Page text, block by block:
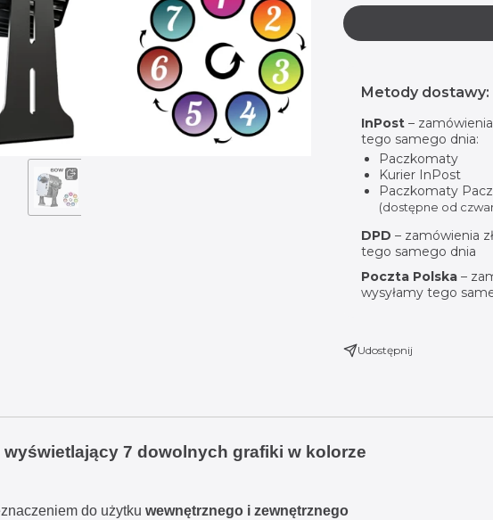
Metody dostawy:
InPost –
tego samego dnia:
Paczkomaty
Kurier InPost
Paczkomaty
(dostępne od
DPD – zamówienia
tego samego dnia
Poczta Polska –
wysyłamy tego
Udostępnij
wyświetlający 7 dowolnych grafiki w kolorze
do użytku wewnętrznego i zewnętrznego